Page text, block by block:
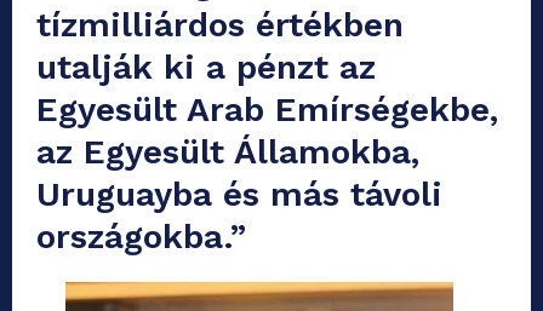
tízmilliárdos értékben
utalják ki a pénzt az
Egyesült Arab Emírségekbe,
az Egyesült Államokba,
Uruguayba és más távoli
országokba.”